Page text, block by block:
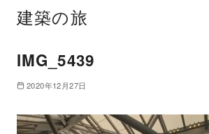
建築の旅
IMG_5439
2020年12月27日